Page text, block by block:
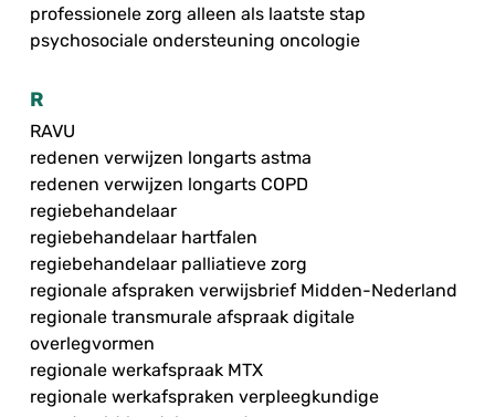
professionele zorg alleen als laatste stap
psychosociale ondersteuning oncologie
R
RAVU
redenen verwijzen longarts astma
redenen verwijzen longarts COPD
regiebehandelaar
regiebehandelaar hartfalen
regiebehandelaar palliatieve zorg
regionale afspraken verwijsbrief Midden-Nederland
regionale transmurale afspraak digitale
overlegvormen
regionale werkafspraak MTX
regionale werkafspraken verpleegkundige